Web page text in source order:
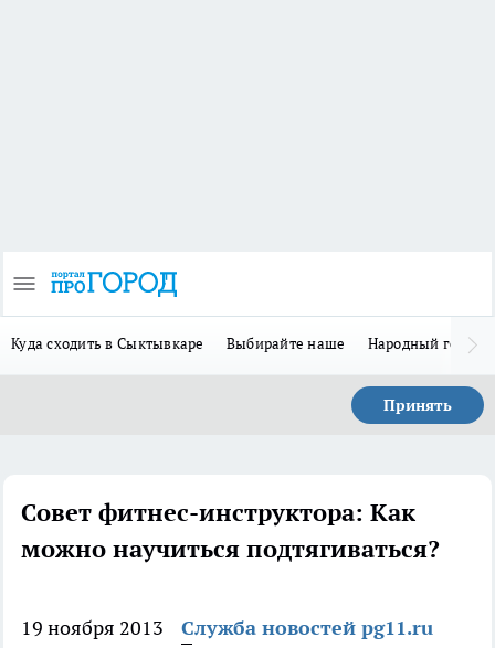
Куда сходить в Сыктывкаре Выбирайте наше Народный герой
Принять
Совет фитнес-инструктора: Как
можно научиться подтягиваться?
19 ноября 2013
Служба новостей pg11.ru